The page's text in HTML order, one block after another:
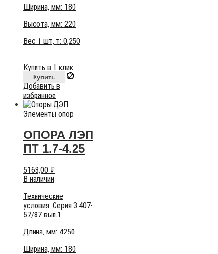
Ширина, мм: 180
Высота, мм: 220
Вес 1 шт, т: 0,250
Купить в 1 клик
Купить
Добавить в
избранное
Элементы опор
ОПОРА ЛЭП
ПТ 1.7-4.25
5168,00 ₽
В наличии
Технические
условия: Серия 3.407-
57/87 вып.1
Длина, мм: 4250
Ширина, мм: 180